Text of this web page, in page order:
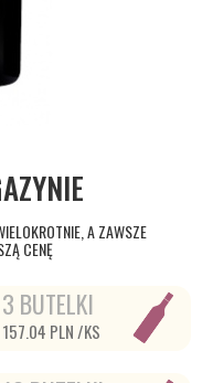
A ZAWSZE
CENĘ
3 BUTELKI
157.04 PLN /KS